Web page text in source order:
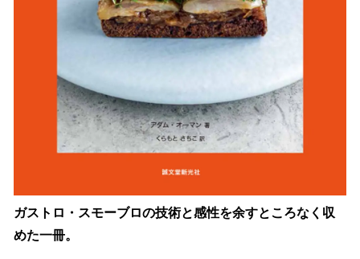
ガストロ・スモーブロの技術と感性を余すところなく収
めた一冊。